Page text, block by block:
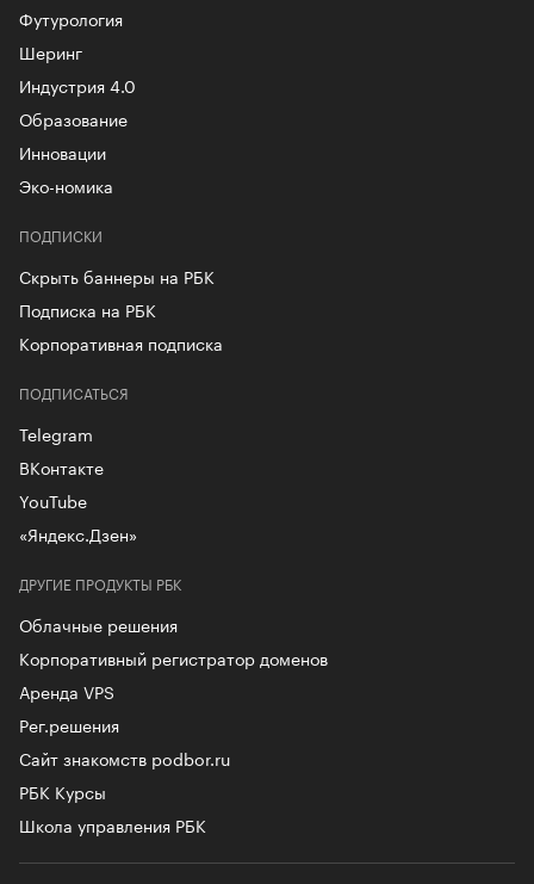
Футурология
Шеринг
Индустрия 4.0
Образование
Инновации
Эко-номика
ПОДПИСКИ
Скрыть баннеры на РБК
Подписка на РБК
Корпоративная подписка
ДРУГИЕ ПРОДУКТЫ РБК
Облачные решения
Корпоративный регистратор доменов
Аренда VPS
Рег.решения
Сайт знакомств podbor.ru
РБК Курсы
Школа управления РБК
ПОДПИСАТЬСЯ
Telegram
ВКонтакте
YouTube
«Яндекс.Дзен»